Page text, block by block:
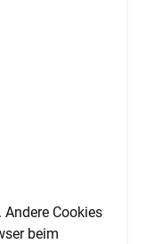
Cookies
beim